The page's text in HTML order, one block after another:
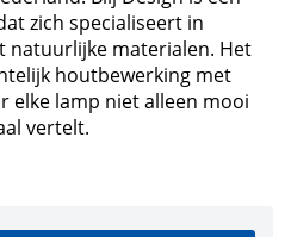
zich specialiseert in
natuurlijke materialen. Het
houtbewerking met
elke lamp niet alleen mooi
vertelt.